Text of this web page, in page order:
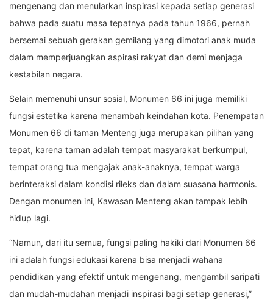
mengenang dan menularkan inspirasi kepada setiap generasi
bahwa pada suatu masa tepatnya pada tahun 1966, pernah
bersemai sebuah gerakan gemilang yang dimotori anak muda
dalam memperjuangkan aspirasi rakyat dan demi menjaga
kestabilan negara.
Selain memenuhi unsur sosial, Monumen 66 ini juga memiliki
fungsi estetika karena menambah keindahan kota. Penempatan
Monumen 66 di taman Menteng juga merupakan pilihan yang
tepat, karena taman adalah tempat masyarakat berkumpul,
tempat orang tua mengajak anak-anaknya, tempat warga
berinteraksi dalam kondisi rileks dan dalam suasana harmonis.
Dengan monumen ini, Kawasan Menteng akan tampak lebih
hidup lagi.
“Namun, dari itu semua, fungsi paling hakiki dari Monumen 66
ini adalah fungsi edukasi karena bisa menjadi wahana
pendidikan yang efektif untuk mengenang, mengambil saripati
dan mudah-mudahan menjadi inspirasi bagi setiap generasi,”